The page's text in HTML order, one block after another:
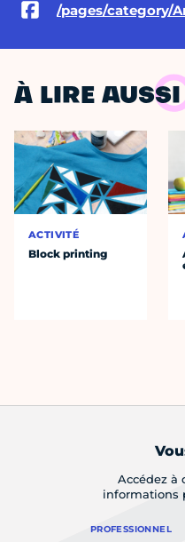
À LIRE AUSSI
ACTIVITÉ
Block printing
Accédez à
informations
PROFESSIONNEL